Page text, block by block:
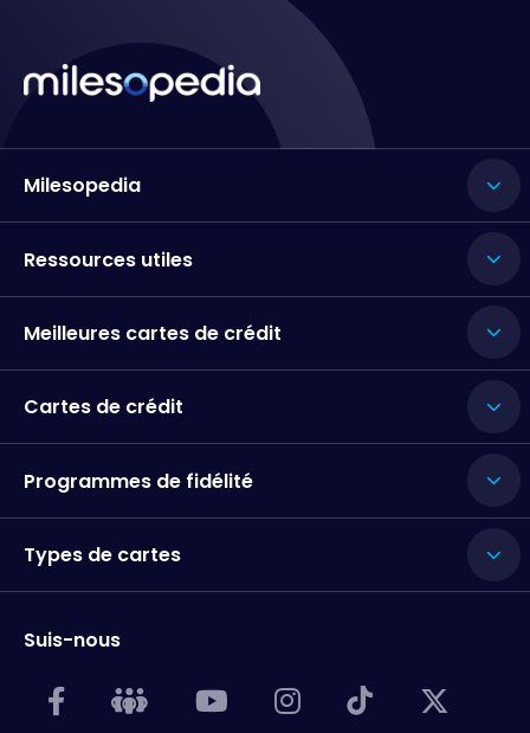
Milesopedia
Ressources utiles
Meilleures cartes de crédit
Cartes de crédit
Programmes de fidélité
Types de cartes
Suis-nous